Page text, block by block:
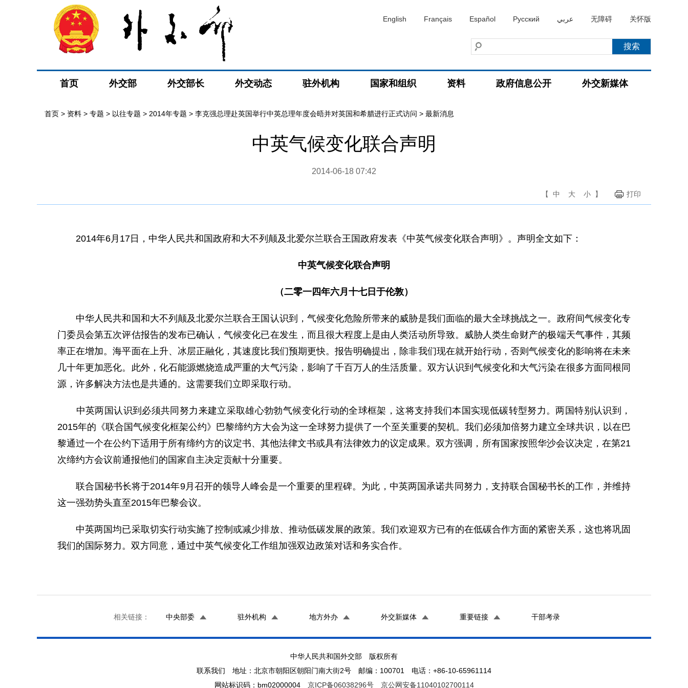
English Français Español Русский عربي 无障碍 关怀版
首页 外交部 外交部长 外交动态 驻外机构 国家和组织 资料 政府信息公开 外交新媒体
首页 > 资料 > 专题 > 以往专题 > 2014年专题 > 李克强总理赴英国举行中英总理年度会晤并对英国和希腊进行正式访问 > 最新消息
中英气候变化联合声明
2014-06-18 07:42
【 中 大 小 】 打印
2014年6月17日，中华人民共和国政府和大不列颠及北爱尔兰联合王国政府发表《中英气候变化联合声明》。声明全文如下：
中英气候变化联合声明
（二零一四年六月十七日于伦敦）
中华人民共和国和大不列颠及北爱尔兰联合王国认识到，气候变化危险所带来的威胁是我们面临的最大全球挑战之一。政府间气候变化专
门委员会第五次评估报告的发布已确认，气候变化已在发生，而且很大程度上是由人类活动所导致。威胁人类生命财产的极端天气事件，其频
率正在增加。海平面在上升、冰层正融化，其速度比我们预期更快。报告明确提出，除非我们现在就开始行动，否则气候变化的影响将在未来
几十年更加恶化。此外，化石能源燃烧造成严重的大气污染，影响了千百万人的生活质量。双方认识到气候变化和大气污染在很多方面同根同
源，许多解决方法也是共通的。这需要我们立即采取行动。
中英两国认识到必须共同努力来建立采取雄心勃勃气候变化行动的全球框架，这将支持我们本国实现低碳转型努力。两国特别认识到，
2015年的《联合国气候变化框架公约》巴黎缔约方大会为这一全球努力提供了一个至关重要的契机。我们必须加倍努力建立全球共识，以在巴
黎通过一个在公约下适用于所有缔约方的议定书、其他法律文书或具有法律效力的议定成果。双方强调，所有国家按照华沙会议决定，在第21
次缔约方会议前通报他们的国家自主决定贡献十分重要。
联合国秘书长将于2014年9月召开的领导人峰会是一个重要的里程碑。为此，中英两国承诺共同努力，支持联合国秘书长的工作，并维持
这一强劲势头直至2015年巴黎会议。
中英两国均已采取切实行动实施了控制或减少排放、推动低碳发展的政策。我们欢迎双方已有的在低碳合作方面的紧密关系，这也将巩固
我们的国际努力。双方同意，通过中英气候变化工作组加强双边政策对话和务实合作。
相关链接： 中央部委 驻外机构 地方外办 外交新媒体 重要链接 干部考录
中华人民共和国外交部 版权所有
联系我们 地址：北京市朝阳区朝阳门南大街2号 邮编：100701 电话：+86-10-65961114
网站标识码：bm02000004 京ICP备06038296号 京公网安备11040102700114